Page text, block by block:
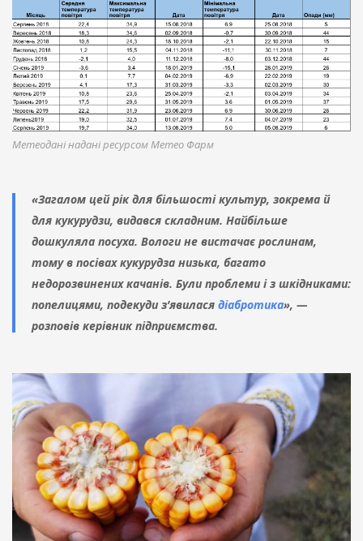
Метеодані надані ресурсом Метео Фарм
«Загалом цей рік для більшості культур, зокрема й
для кукурудзи, видався складним. Найбільше
дошкуляла посуха. Вологи не вистачає рослинам,
тому в посівах кукурудза низька, багато
недорозвинених качанів. Були проблеми і з шкідниками:
попелицями, подекуди з’явилася діабротика», —
розповів керівник підприємства.